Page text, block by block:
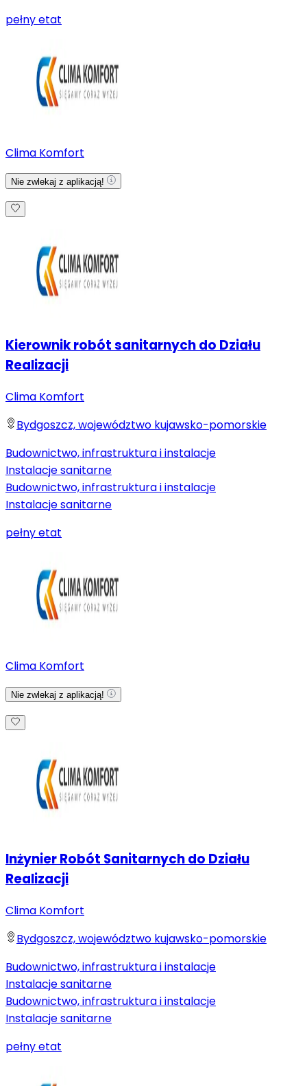
pełny etat
Clima Komfort
Nie zwlekaj z aplikacją!
Kierownik robót sanitarnych do Działu
Realizacji
Clima Komfort
Bydgoszcz, województwo kujawsko-pomorskie
Budownictwo, infrastruktura i instalacje
Instalacje sanitarne
Budownictwo, infrastruktura i instalacje
Instalacje sanitarne
pełny etat
Clima Komfort
Nie zwlekaj z aplikacją!
Inżynier Robót Sanitarnych do Działu
Realizacji
Clima Komfort
Bydgoszcz, województwo kujawsko-pomorskie
Budownictwo, infrastruktura i instalacje
Instalacje sanitarne
Budownictwo, infrastruktura i instalacje
Instalacje sanitarne
pełny etat